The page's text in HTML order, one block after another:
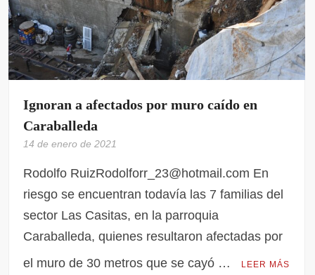
Ignoran a afectados por muro caído en
Caraballeda
14 de enero de 2021
Rodolfo RuizRodolforr_23@hotmail.com En
riesgo se encuentran todavía las 7 familias del
sector Las Casitas, en la parroquia
Caraballeda, quienes resultaron afectadas por
el muro de 30 metros que se cayó …
LEER MÁS